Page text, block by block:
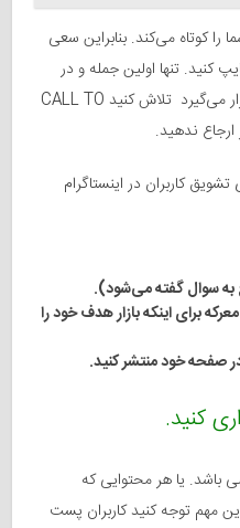
را کوتاه می‌کند. بنابراین سعی
کنید. تنها اولین جمله و در
نهایت دومین جمله در نگاه کاربران قرار می‌گیرد تلاش کنید CALL TO
کاربران در اینستاگرام
به سوال گفته می‌شود).
برای اینکه بازار هدف خود را
خود منتشر کنید.
کنید.
باشد. یا هر محتوایی که
مهم توجه کنید کاربران پست